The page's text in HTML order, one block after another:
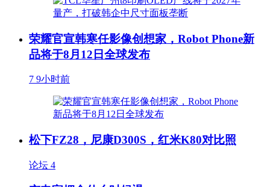
荣耀官宣韩寒任影像创想家，Robot Phone新
品将于8月12日全球发布
7 9小时前
松下FZ28，尼康D300S，红米K80对比照
论坛 4